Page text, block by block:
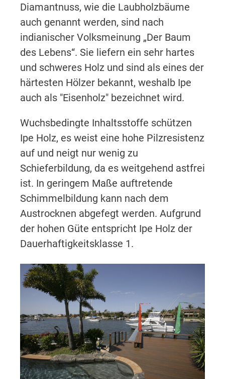
Diamantnuss, wie die Laubholzbäume
auch genannt werden, sind nach
indianischer Volksmeinung „Der Baum
des Lebens“. Sie liefern ein sehr hartes
und schweres Holz und sind als eines der
härtesten Hölzer bekannt, weshalb Ipe
auch als "Eisenholz" bezeichnet wird.
Wuchsbedingte Inhaltsstoffe schützen
Ipe Holz, es weist eine hohe Pilzresistenz
auf und neigt nur wenig zu
Schieferbildung, da es weitgehend astfrei
ist. In geringem Maße auftretende
Schimmelbildung kann nach dem
Austrocknen abgefegt werden. Aufgrund
der hohen Güte entspricht Ipe Holz der
Dauerhaftigkeitsklasse 1.